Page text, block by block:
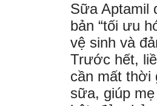
Sữa Aptamil
bản “tối ưu
vệ sinh và
Trước hết,
cần mất thời
sữa, giúp